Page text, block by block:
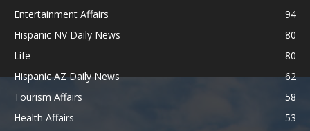
Entertainment Affairs
94
Hispanic NV Daily News
80
Life
80
Hispanic AZ Daily News
62
Tourism Affairs
58
Health Affairs
53